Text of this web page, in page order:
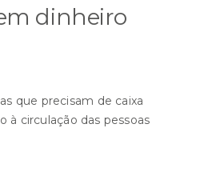
dinheiro
que precisam de caixa
à circulação das pessoas